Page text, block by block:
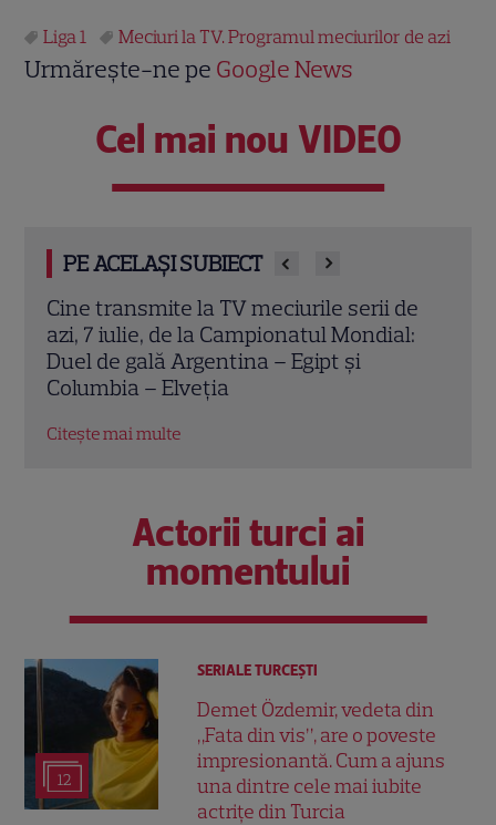
Liga 1 Meciuri la TV. Programul meciurilor de azi
Urmărește-ne pe Google News
Cel mai nou VIDEO
PE ACELAȘI SUBIECT
transmite la TV meciurile serii de
7 iulie, de la Campionatul Mondial:
de gală Argentina – Egipt și
– Elveția
mai multe
Cine
azi, 5
Actorii turci ai
momentului
12
SERIALE TURCEŞTI
Demet Özdemir, vedeta din
„Fata din vis”, are o poveste
impresionantă. Cum a ajuns
una dintre cele mai iubite
actrițe din Turcia